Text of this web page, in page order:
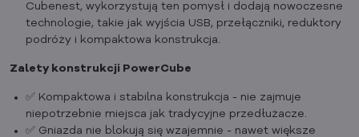
Cubenest, wykorzystują ten pomysł i dodają nowoczesne
technologie, takie jak wyjścia USB, przełączniki, reduktory
podróży i kompaktowa konstrukcja.
Zalety konstrukcji PowerCube
✅ Kompaktowa i stabilna konstrukcja - nie zajmuje
niepotrzebnie miejsca jak tradycyjne przedłużacze.
✅ Gniazda nie blokują się wzajemnie - nawet większe